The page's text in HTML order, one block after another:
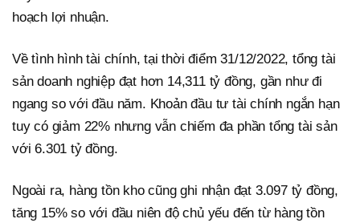
hoạch lợi nhuận.
Về tình hình tài chính, tại thời điểm 31/12/2022, tổng tài
sản doanh nghiệp đạt hơn 14,311 tỷ đồng, gần như đi
ngang so với đầu năm. Khoản đầu tư tài chính ngắn hạn
tuy có giảm 22% nhưng vẫn chiếm đa phần tổng tài sản
với 6.301 tỷ đồng.
Ngoài ra, hàng tồn kho cũng ghi nhận đạt 3.097 tỷ đồng,
tăng 15% so với đầu niên độ chủ yếu đến từ hàng tồn